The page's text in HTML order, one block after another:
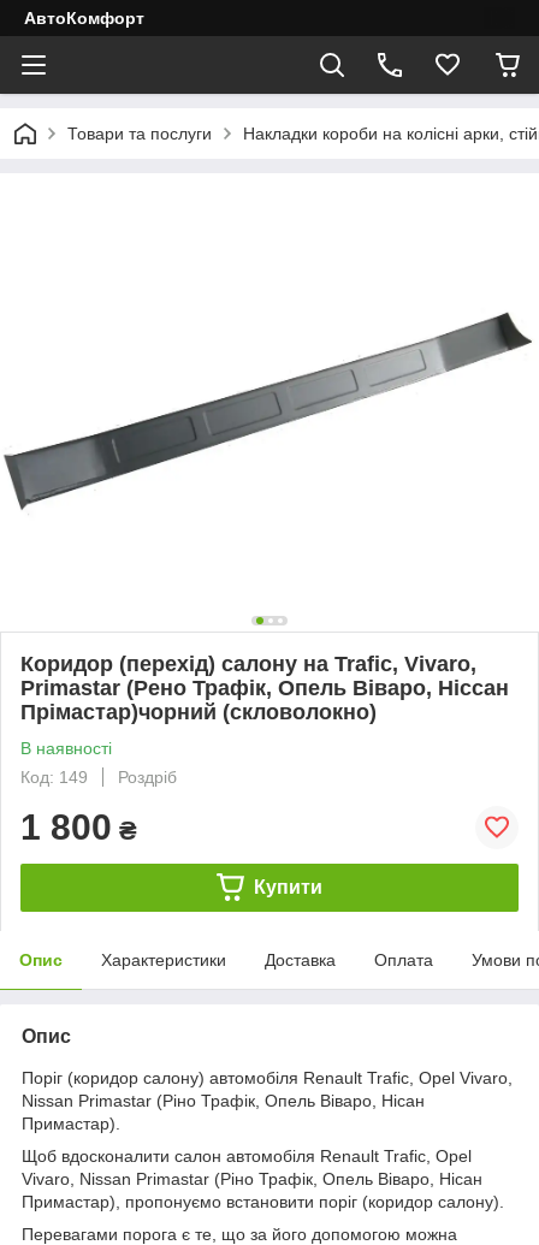
АвтоКомфорт
Товари та послуги Накладки короби на колісні арки,
Коридор (перехід) салону на Trafic, Vivaro,
Primastar (Рено Трафік, Опель Віваро, Ніссан
Прімастар)чорний (скловолокно)
В наявності
Код: 149
Роздріб
1 800 ₴
Купити
Опис Характеристики Доставка Оплата Умови
Опис
Поріг (коридор салону) автомобіля Renault Trafic, Opel Vivaro,
Nissan Primastar (Ріно Трафік, Опель Віваро, Нісан
Примастар).
Щоб вдосконалити салон автомобіля Renault Trafic, Opel
Vivaro, Nissan Primastar (Ріно Трафік, Опель Віваро, Нісан
Примастар), пропонуємо встановити поріг (коридор салону).
Перевагами порога є те, що за його допомогою можна